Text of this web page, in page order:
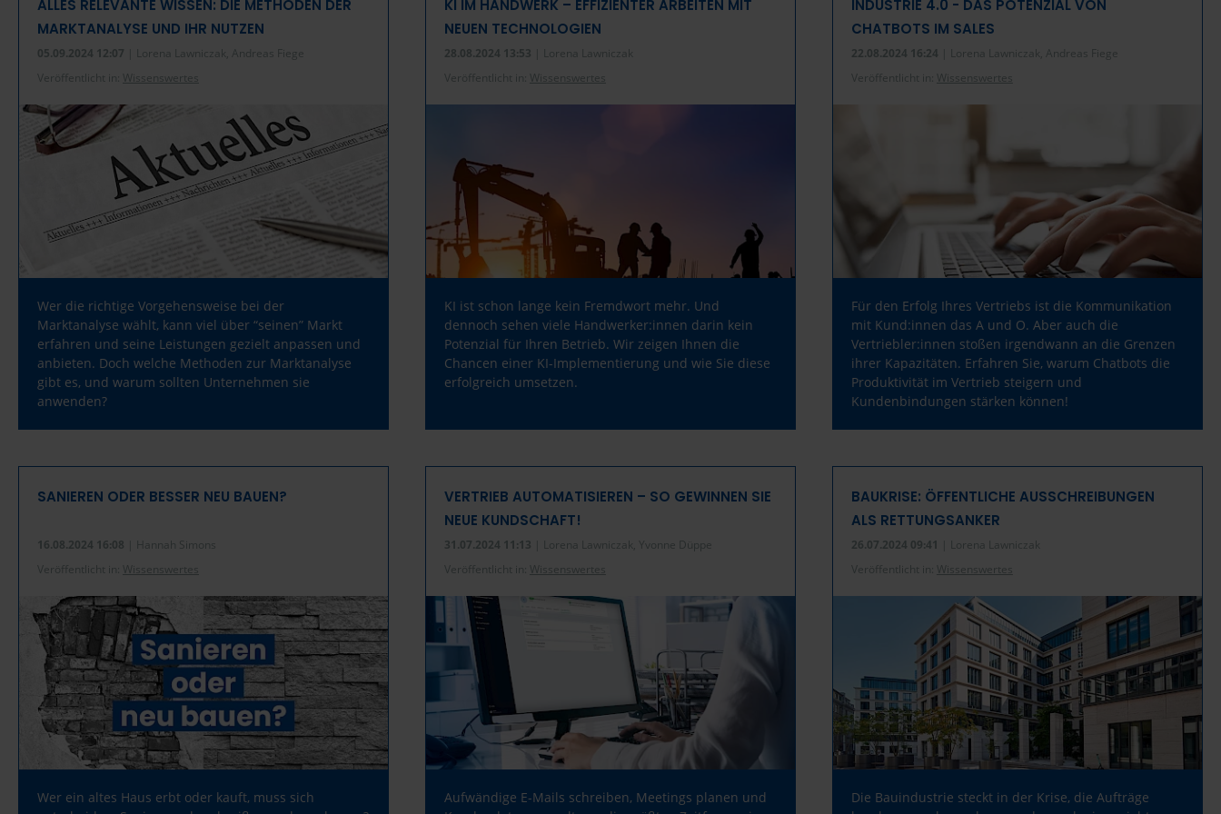
ALLES RELEVANTE WISSEN: DIE METHODEN DER
MARKTANALYSE UND IHR NUTZEN
05.09.2024 12:07
| Lorena Lawniczak, Andreas Fiege
Veröffentlicht in: Wissenswertes
Wer die richtige Vorgehensweise bei der
Marktanalyse wählt, kann viel über “seinen” Markt
erfahren und seine Leistungen gezielt anpassen und
anbieten. Doch welche Methoden zur Marktanalyse
gibt es, und warum sollten Unternehmen sie
anwenden?
KI IM HANDWERK – EFFIZIENTER ARBEITEN MIT
NEUEN TECHNOLOGIEN
28.08.2024 13:53
| Lorena Lawniczak
Veröffentlicht in: Wissenswertes
KI ist schon lange kein Fremdwort mehr. Und
dennoch sehen viele Handwerker:innen darin kein
Potenzial für Ihren Betrieb. Wir zeigen Ihnen die
Chancen einer KI-Implementierung und wie Sie diese
erfolgreich umsetzen.
INDUSTRIE 4.0 - DAS POTENZIAL VON
CHATBOTS IM SALES
22.08.2024 16:24
| Lorena Lawniczak, Andreas Fiege
Veröffentlicht in: Wissenswertes
Für den Erfolg Ihres Vertriebs ist die Kommunikation
mit Kund:innen das A und O. Aber auch die
Vertriebler:innen stoßen irgendwann an die Grenzen
ihrer Kapazitäten. Erfahren Sie, warum Chatbots die
Produktivität im Vertrieb steigern und
Kundenbindungen stärken können!
SANIEREN ODER BESSER NEU BAUEN?
16.08.2024 16:08
| Hannah Simons
Veröffentlicht in: Wissenswertes
Wer ein altes Haus erbt oder kauft, muss sich
VERTRIEB AUTOMATISIEREN – SO GEWINNEN SIE
NEUE KUNDSCHAFT!
31.07.2024 11:13
| Lorena Lawniczak, Yvonne Düppe
Veröffentlicht in: Wissenswertes
Aufwändige E-Mails schreiben, Meetings planen und
BAUKRISE: ÖFFENTLICHE AUSSCHREIBUNGEN
ALS RETTUNGSANKER
26.07.2024 09:41
| Lorena Lawniczak
Veröffentlicht in: Wissenswertes
Die Bauindustrie steckt in der Krise, die Aufträge